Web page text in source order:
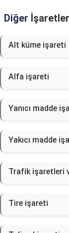
Diğer İşaretler
Alt küme işareti
Alfa işareti
Yanıcı madde
Yakıcı madde
Trafik işaretleri
Tire işareti